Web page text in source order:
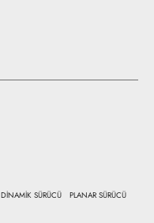
DİNAMİK SÜRÜCÜ
PLANAR SÜRÜCÜ